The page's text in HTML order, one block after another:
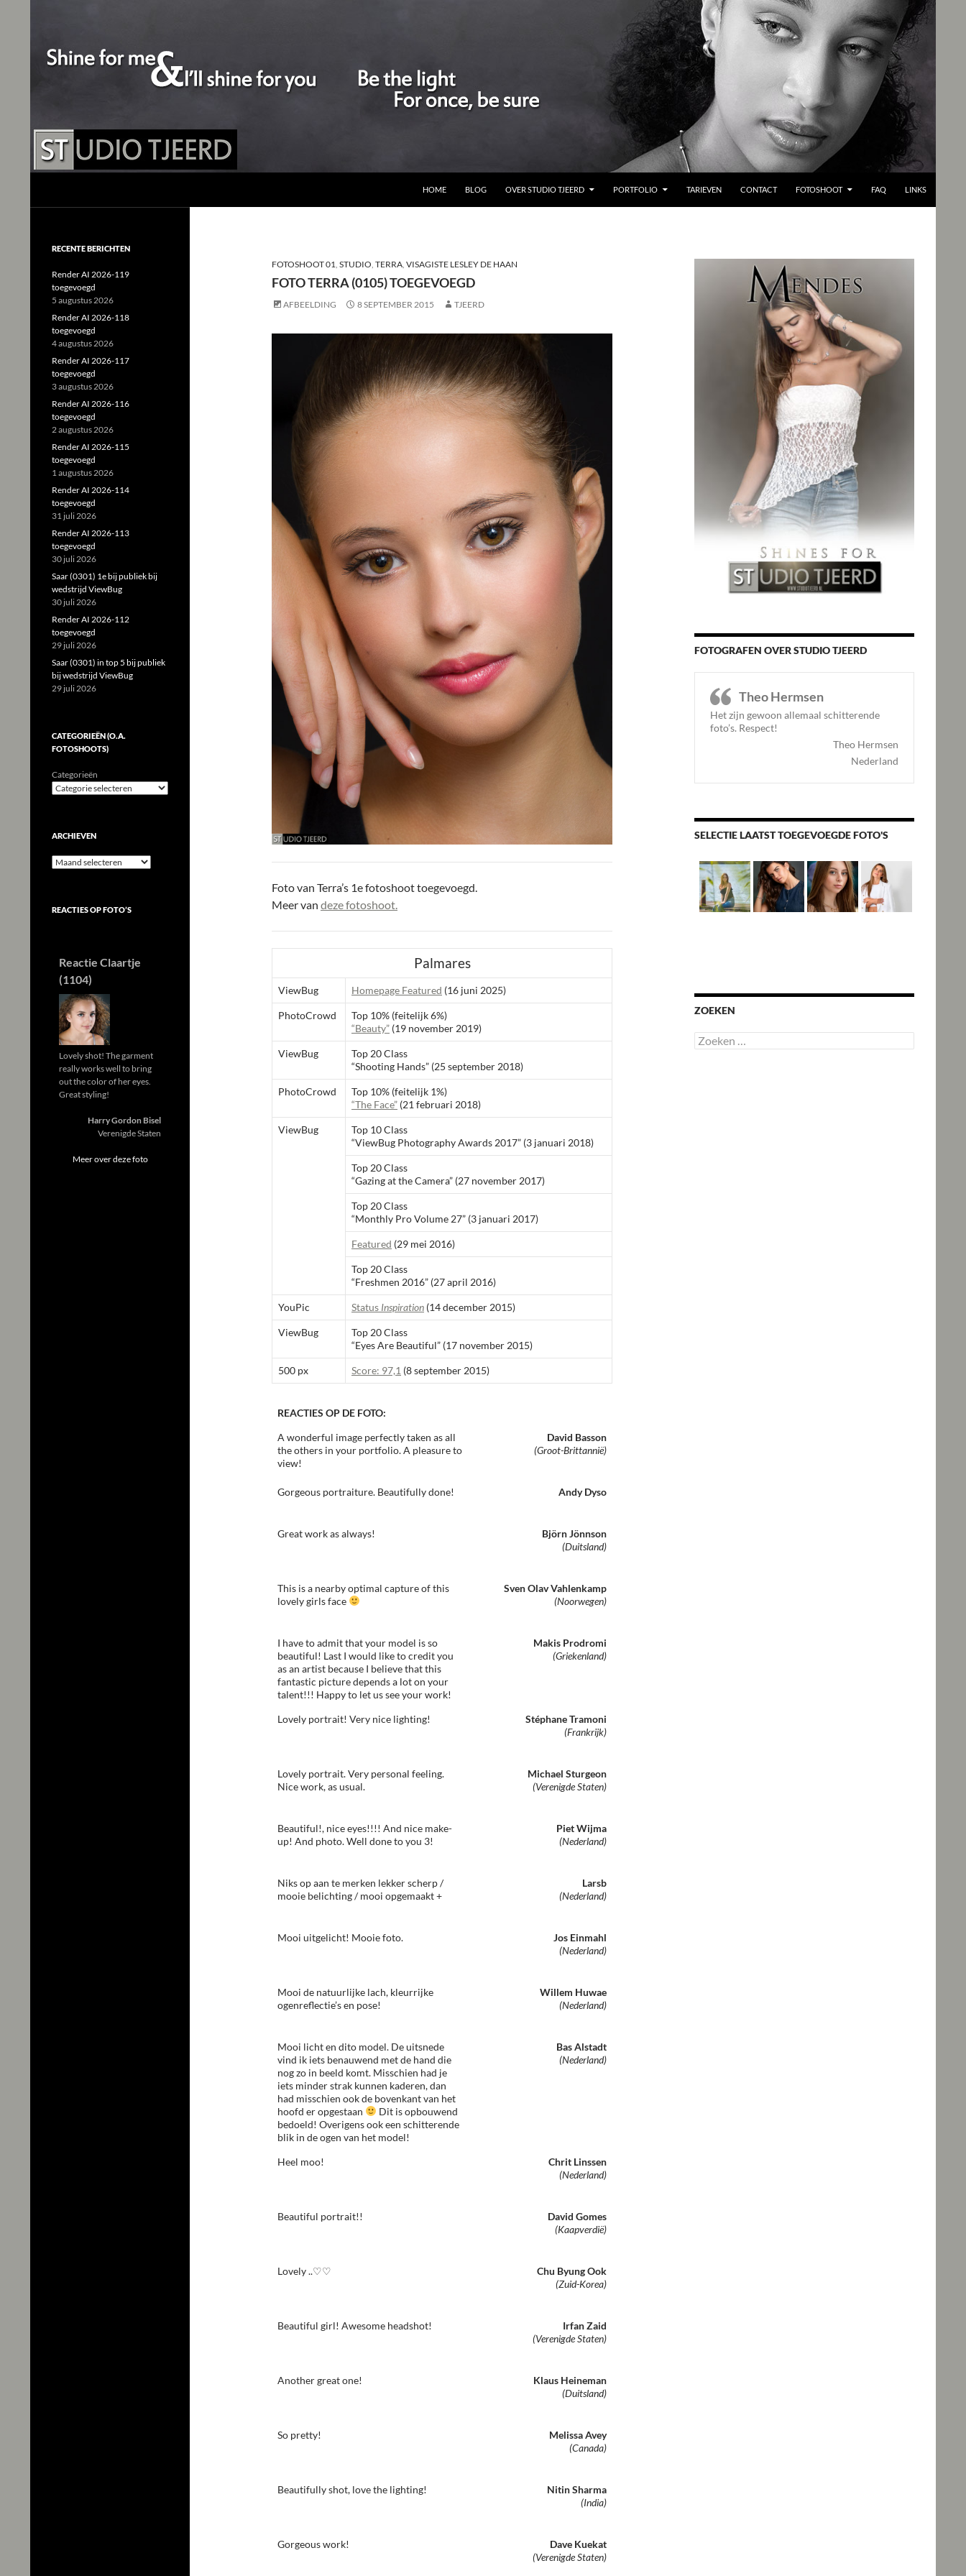
HOME
BLOG OVER STUDIO TJEERD PORTFOLIO TARIEVEN CONTACT FOTOSHOOT FAQ LINKS
FOTOSHOOT 01, STUDIO, TERRA, VISAGISTE LESLEY DE HAAN
FOTO TERRA (0105) TOEGEVOEGD
AFBEELDING 8 SEPTEMBER 2015 TJEERD
Foto van Terra’s 1e fotoshoot toegevoegd.
Meer van deze fotoshoot.
Palmares
ViewBug Homepage Featured (16 juni 2025)
PhotoCrowd
Top 10% (feitelijk 6%)
“Beauty” (19 november 2019)
ViewBug
Top 20 Class
“Shooting Hands” (25 september 2018)
PhotoCrowd
Top 10% (feitelijk 1%)
“The Face” (21 februari 2018)
ViewBug
Top 10 Class
“ViewBug Photography Awards 2017” (3 januari 2018)
Top 20 Class
“Gazing at the Camera” (27 november 2017)
Top 20 Class
“Monthly Pro Volume 27” (3 januari 2017)
Featured (29 mei 2016)
Top 20 Class
“Freshmen 2016” (27 april 2016)
YouPic Status Inspiration (14 december 2015)
ViewBug
Top 20 Class
“Eyes Are Beautiful” (17 november 2015)
500 px Score: 97,1 (8 september 2015)
REACTIES OP DE FOTO:
A wonderful image perfectly taken as all
the others in your portfolio. A pleasure to
view!
David Basson
(Groot-Brittannië)
Gorgeous portraiture. Beautifully done! Andy Dyso
Great work as always!
Björn Jönnson
(Duitsland)
This is a nearby optimal capture of this
lovely girls face
Sven Olav Vahlenkamp
(Noorwegen)
I have to admit that your model is so
beautiful! Last I would like to credit you
as an artist because I believe that this
fantastic picture depends a lot on your
talent!!! Happy to let us see your work!
Makis Prodromi
(Griekenland)
Lovely portrait! Very nice lighting!
Stéphane Tramoni
(Frankrijk)
Lovely portrait. Very personal feeling.
Nice work, as usual.
Michael Sturgeon
(Verenigde Staten)
Beautiful!, nice eyes!!!! And nice make-
up! And photo. Well done to you 3!
Piet Wijma
(Nederland)
Niks op aan te merken lekker scherp /
mooie belichting / mooi opgemaakt +
Larsb
(Nederland)
Mooi uitgelicht! Mooie foto.
Jos Einmahl
(Nederland)
Mooi de natuurlijke lach, kleurrijke
ogenreflectie’s en pose!
Willem Huwae
(Nederland)
Mooi licht en dito model. De uitsnede
vind ik iets benauwend met de hand die
nog zo in beeld komt. Misschien had je
iets minder strak kunnen kaderen, dan
had misschien ook de bovenkant van het
hoofd er opgestaan
Dit is opbouwend
bedoeld! Overigens ook een schitterende
blik in de ogen van het model!
Bas Alstadt
(Nederland)
Heel moo!
Chrit Linssen
(Nederland)
Beautiful portrait!!
David Gomes
(Kaapverdië)
Lovely ..♡♡
Chu Byung Ook
(Zuid-Korea)
Beautiful girl! Awesome headshot!
Irfan Zaid
(Verenigde Staten)
Another great one!
Klaus Heineman
(Duitsland)
So pretty!
Melissa Avey
(Canada)
Beautifully shot, love the lighting!
Nitin Sharma
(India)
Gorgeous work!
Dave Kuekat
(Verenigde Staten)
FOTOGRAFEN OVER STUDIO TJEERD
Theo Hermsen
Het zijn gewoon allemaal schitterende
foto’s. Respect!
Theo Hermsen
Nederland
SELECTIE LAATST TOEGEVOEGDE FOTO'S
ZOEKEN
Zoeken
naar:
RECENTE BERICHTEN
Render AI 2026-119
toegevoegd
5 augustus 2026
Render AI 2026-118
toegevoegd
4 augustus 2026
Render AI 2026-117
toegevoegd
3 augustus 2026
Render AI 2026-116
toegevoegd
2 augustus 2026
Render AI 2026-115
toegevoegd
1 augustus 2026
Render AI 2026-114
toegevoegd
31 juli 2026
Render AI 2026-113
toegevoegd
30 juli 2026
Saar (0301) 1e bij publiek bij
wedstrijd ViewBug
30 juli 2026
Render AI 2026-112
toegevoegd
29 juli 2026
Saar (0301) in top 5 bij publiek
bij wedstrijd ViewBug
29 juli 2026
CATEGORIEËN (O.A.
FOTOSHOOTS)
Categorieën
ARCHIEVEN
Archieven
REACTIES OP FOTO’S
Reactie Claartje
(1104)
Lovely shot! The garment
really works well to bring
out the color of her eyes.
Great styling!
Harry Gordon Bisel
Verenigde Staten
Meer over deze foto